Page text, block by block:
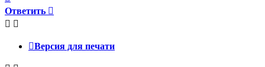
к
началу
Ответить
Версия для печати